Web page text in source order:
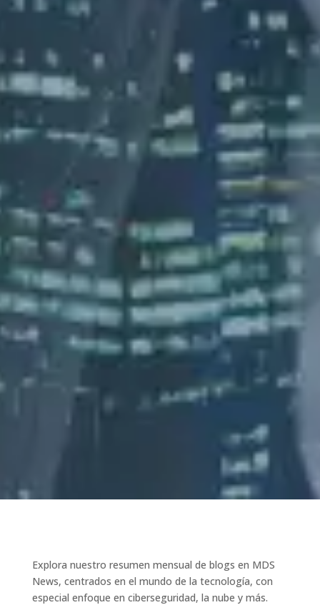
Explora nuestro resumen mensual de blogs en MDS
News, centrados en el mundo de la tecnología, con
especial enfoque en ciberseguridad, la nube y más.